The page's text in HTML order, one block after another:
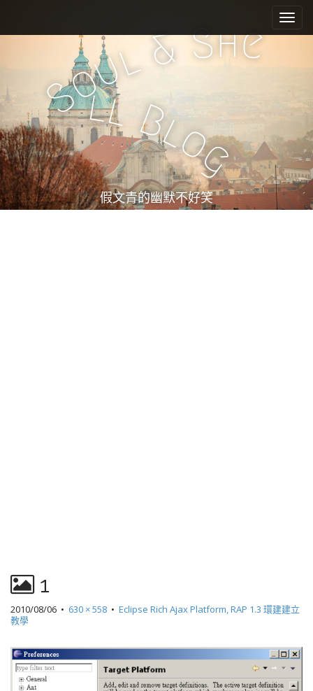
e
n
u
i
c
n
t
e
n
t
Soul&She
ll Bl
og
假文青的幽默不好笑
1
2010/08/06 • 630 × 558 • Eclipse Rich Ajax Platform, RAP 1.3 環建建立
教學